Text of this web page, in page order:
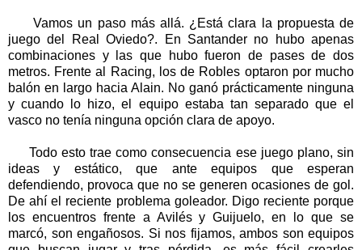
Vamos un paso más allá. ¿Está clara la propuesta de
juego del Real Oviedo?. En Santander no hubo apenas
combinaciones y las que hubo fueron de pases de dos
metros. Frente al Racing, los de Robles optaron por mucho
balón en largo hacia Alain. No ganó prácticamente ninguna
y cuando lo hizo, el equipo estaba tan separado que el
vasco no tenía ninguna opción clara de apoyo.
Todo esto trae como consecuencia ese juego plano, sin
ideas y estático, que ante equipos que esperan
defendiendo, provoca que no se generen ocasiones de gol.
De ahí el reciente problema goleador. Digo reciente porque
los encuentros frente a Avilés y Guijuelo, en lo que se
marcó, son engañosos. Si nos fijamos, ambos son equipos